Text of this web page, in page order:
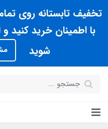
تخفیف تابستانه روی
با اطمینان خرید کنید
شوید